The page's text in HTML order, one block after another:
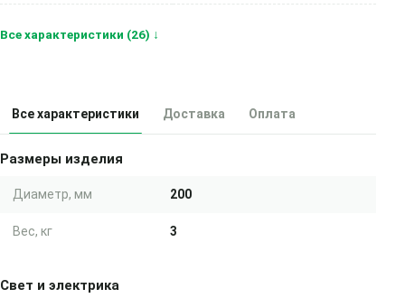
Все характеристики (26) ↓
Все характеристики Доставка Оплата
Размеры изделия
Диаметр, мм 200
Вес, кг 3
Свет и электрика